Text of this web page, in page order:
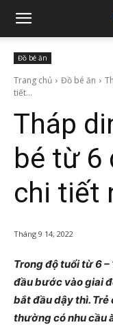
Đồ bé ăn
Trang chủ Đồ bé ăn
tiết...
Tháp
bé từ 6
chi tiết
Tháng 9 14, 2022
Trong độ tuổi từ 6
đầu bước vào giai
bắt đầu dậy thì. Trẻ
thường có nhu cầu